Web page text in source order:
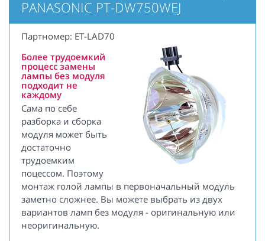
PANASONIC PT-DW750WEJ
Партномер: ET-LAD70
Более трудоемкий
процесс замены
лампы без модуля
подходит не
каждому
Сама по себе
разборка и сборка
модуля может быть
достаточно
трудоемким
поцессом. Поэтому
монтаж голой лампы в первоначальный модуль
заметно сложнее. Вы можете выбрать из двух
вариантов ламп без модуля - оригинальную или
неоригинальную.